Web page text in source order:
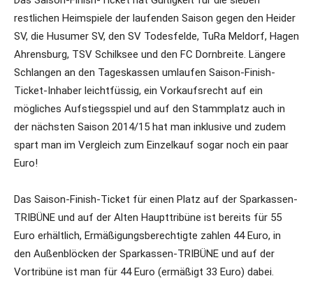
restlichen Heimspiele der laufenden Saison gegen den Heider
SV, die Husumer SV, den SV Todesfelde, TuRa Meldorf, Hagen
Ahrensburg, TSV Schilksee und den FC Dornbreite. Längere
Schlangen an den Tageskassen umlaufen Saison-Finish-
Ticket-Inhaber leichtfüssig, ein Vorkaufsrecht auf ein
mögliches Aufstiegsspiel und auf den Stammplatz auch in
der nächsten Saison 2014/15 hat man inklusive und zudem
spart man im Vergleich zum Einzelkauf sogar noch ein paar
Euro!
Das Saison-Finish-Ticket für einen Platz auf der Sparkassen-
TRIBÜNE und auf der Alten Haupttribüne ist bereits für 55
Euro erhältlich, Ermäßigungsberechtigte zahlen 44 Euro, in
den Außenblöcken der Sparkassen-TRIBÜNE und auf der
Vortribüne ist man für 44 Euro (ermäßigt 33 Euro) dabei.